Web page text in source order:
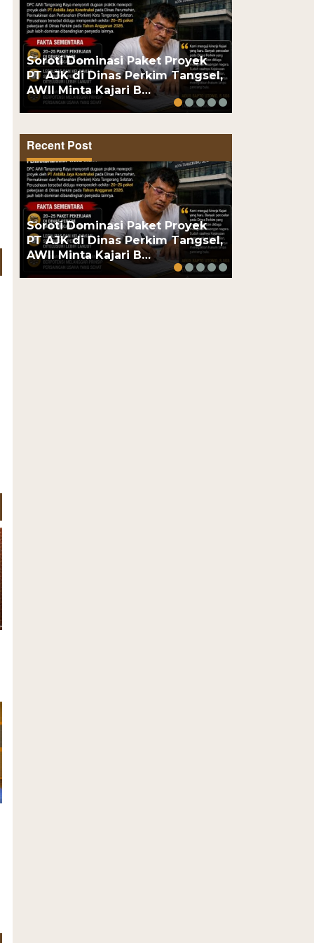
Soroti Dominasi Paket Proyek
PT AJK di Dinas Perkim Tangsel,
AWII Minta Kajari B…
Recent Post
Soroti Dominasi Paket Proyek
PT AJK di Dinas Perkim Tangsel,
AWII Minta Kajari B…